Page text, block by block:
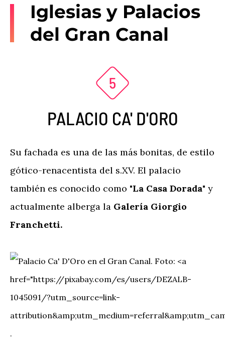
Iglesias y Palacios
del Gran Canal
PALACIO CA' D'ORO
Su fachada es una de las más bonitas, de estilo
gótico-renacentista del s.XV. El palacio
también es conocido como "La Casa Dorada" y
actualmente alberga la Galería Giorgio
Franchetti.